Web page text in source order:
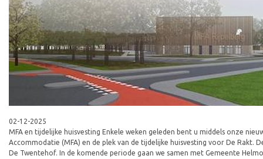
02-12-2025
MFA en tijdelijke huisvesting Enkele weken geleden bent u middels onze
Accommodatie (MFA) en de plek van de tijdelijke huisvesting voor De Rakt.
De Twentehof. In de komende periode gaan we samen met Gemeente